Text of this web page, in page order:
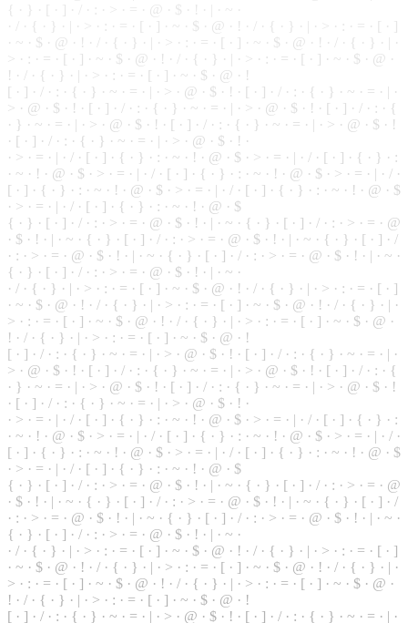
{ · } · [ · ] · / · : · > · = · @ · $ · ! · | · ~ ·
· / · { · } · | · > · : ·
· [ · ] · ~ · $ · @ · ! · / · { · } · | · > · : · = · [ · ]
· ~ · $ · @ · ! · / · { · } · | · > · : · = · [ · ] · ~ · $ · @ · ! · / · { · } · | ·
> · : · = · [ · ] · ~ · $ · @ · ! · / · { · } · | · > · : · = · [ · ] · ~ · $ · @ ·
! ·
· { · } · | · > · : · = · [ · ] · ~ · $ · @ · !
[ · ] · / · : · { · } · ~ · = · | · > · @ · $ · ! · [ · ] · / · : · { · } · ~ · = · | ·
> · @ · $ · ! · [ · ] · / · : · { · } · ~ · = · | · > · @ · $ · ! · [ · ] · / · : · {
· } · ~ · = · | · > · @ · $ · ! · [ · ] · / · : · { · } · ~ · = · | · > · @ · $ · !
· [ · ] · / · : · { · } · ~ · = · | · > · @ · $ · ! ·
· > · = · | · / · [ · ] · { · } · : · ~ · ! · @ · $ · > · = · | · / · [ · ] · { · } · :
· ~ · ! · @ · $ · > · = · | · / · [ · ] · { · } · : · ~ · ! · @ · $ · > · = · | · / ·
[ · ] · { · } · : · ~ · ! · @ · $ · > · = · | · / · [ · ] · { · } · : · ~ · ! · @ · $
· > · = · | · / · [ · ] · { · } · : · ~ · ! · @ · $
{ · } · [ · ] · / · : · > · = · @ · $ · ! · | · ~ · { · } · [ · ] · / · : · > · = · @
· $ · ! · | · ~ · { · } · [ · ] · / · : · > · = · @ · $ · ! · | · ~ · { · } · [ · ] · /
· : · > · = · @ · $ · ! · | · ~ · { · } · [ · ] · / · : · > · = · @ · $ · ! · | · ~ ·
{ · } · [ · ] · / · : · > · = · @ · $ · ! · | · ~ ·
· / · { · } · | · > · : · = · [ · ] · ~ · $ · @ · ! · / · { · } · | · > · : · = · [ · ]
· ~ · $ · @ · ! · / · { · } · | · > · : · = · [ · ] · ~ · $ · @ · ! · / · { · } · | ·
> · : · = · [ · ] · ~ · $ · @ · ! · / · { · } · | · > · : · = · [ · ] · ~ · $ · @ ·
! · / · { · } · | · > · : · = · [ · ] · ~ · $ · @ · !
[ · ] · / · : · { · } · ~ · = · | · > · @ · $ · ! · [ · ] · / · : · { · } · ~ · = · | ·
> · @ · $ · ! · [ · ] · / · : · { · } · ~ · = · | · > · @ · $ · ! · [ · ] · / · : · {
· } · ~ · = · | · > · @ · $ · ! · [ · ] · / · : · { · } · ~ · = · | · > · @ · $ · !
· [ · ] · / · : · { · } · ~ · = · | · > · @ · $ · ! ·
· > · = · | · / · [ · ] · { · } · : · ~ · ! · @ · $ · > · = · | · / · [ · ] · { · } · :
· ~ · ! · @ · $ · > · = · | · / · [ · ] · { · } · : · ~ · ! · @ · $ · > · = · | · / ·
[ · ] · { · } · : · ~ · ! · @ · $ · > · = · | · / · [ · ] · { · } · : · ~ · ! · @ · $
· > · = · | · / · [ · ] · { · } · : · ~ · ! · @ · $
{ · } · [ · ] · / · : · > · = · @ · $ · ! · | · ~ · { · } · [ · ] · / · : · > · = · @
· $ · ! · | · ~ · { · } · [ · ] · / · : · > · = · @ · $ · ! · | · ~ · { · } · [ · ] · /
· : · > · = · @ · $ · ! · | · ~ · { · } · [ · ] · / · : · > · = · @ · $ · ! · | · ~ ·
{ · } · [ · ] · / · : · > · = · @ · $ · ! · | · ~ ·
· / · { · } · | · > · : · = · [ · ] · ~ · $ · @ · ! · / · { · } · | · > · : · = · [ · ]
· ~ · $ · @ · ! · / · { · } · | · > · : · = · [ · ] · ~ · $ · @ · ! · / · { · } · | ·
> · : · = · [ · ] · ~ · $ · @ · ! · / · { · } · | · > · : · = · [ · ] · ~ · $ · @ ·
! · / · { · } · | · > · : · = · [ · ] · ~ · $ · @ · !
[ · ] · / · : · { · } · ~ · = · | · > · @ · $ · ! · [ · ] · / · : · { · } · ~ · = · | ·